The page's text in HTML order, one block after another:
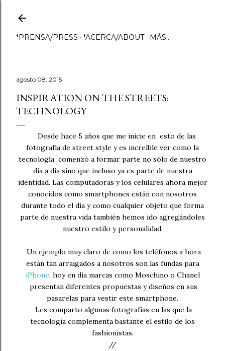
*PRENSA/PRESS *ACERCA/ABOUT MÁS…
agosto 08, 2015
INSPIRATION ON THE STREETS:
TECHNOLOGY
Desde hace 5 años que me inicie en esto de las
fotografía de street style y es increíble ver como la
tecnología comenzó a formar parte no sólo de nuestro
día a día sino que incluso ya es parte de nuestra
identidad. Las computadoras y los celulares ahora mejor
conocidos como smartphones están con nosotros
durante todo el día y como cualquier objeto que forma
parte de nuestra vida también hemos ido agregándoles
nuestro estilo y personalidad.
Un ejemplo muy claro de como los teléfonos a hora
están tan arraigados a nosotros son las fundas para
iPhone, hoy en día marcas como Moschino o Chanel
presentan diferentes propuestas y diseños en sus
pasarelas para vestir este smartphone.
Les comparto algunas fotografías en las que la
tecnología complementa bastante el estilo de los
fashionistas.
//